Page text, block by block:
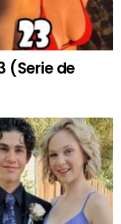
(Serie de